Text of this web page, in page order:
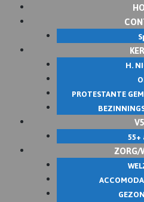
H.
PROTESTANTE
ZORG/